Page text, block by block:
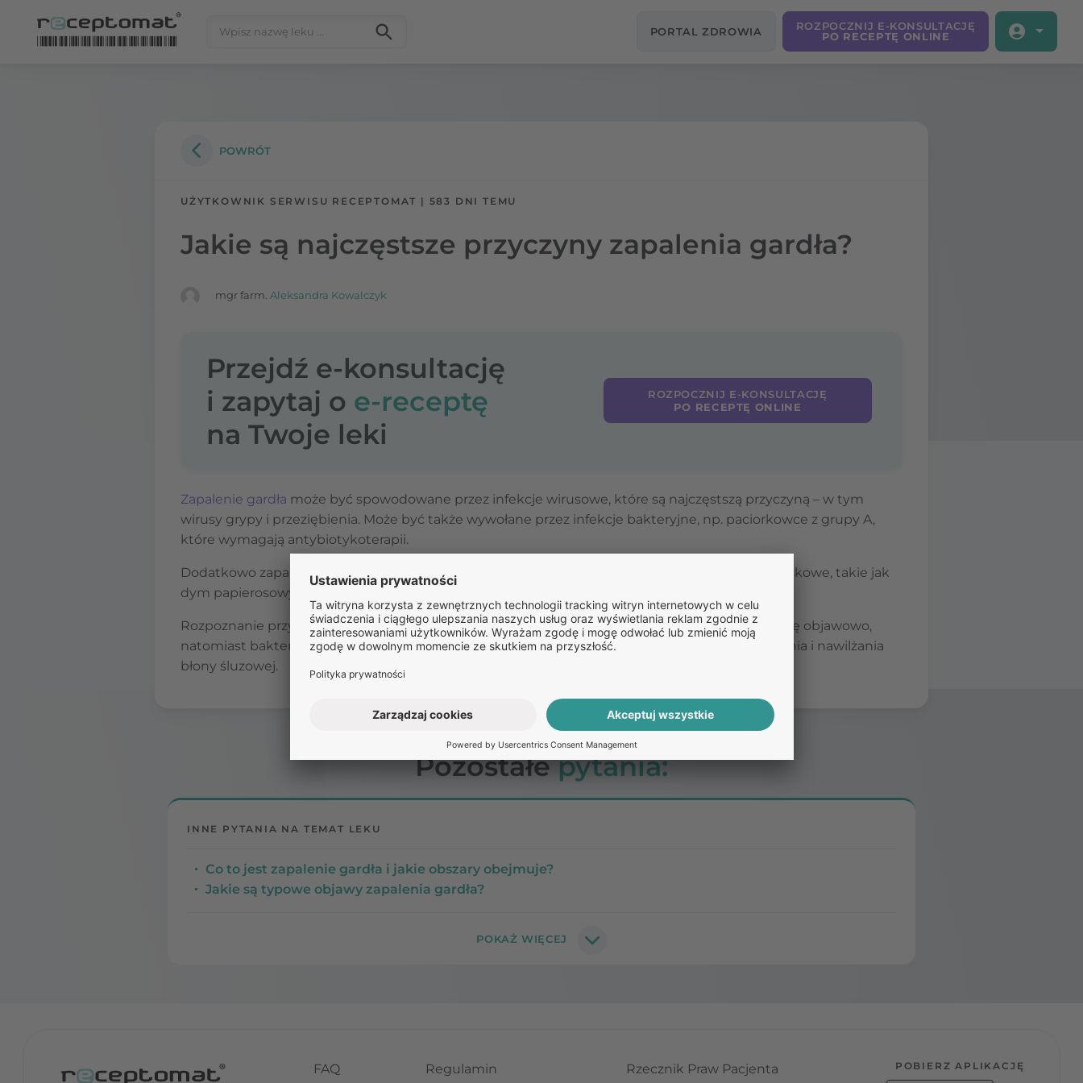
PORTAL ZDROWIA
ROZPOCZNIJ E-KONSULTACJĘ
PO RECEPTĘ ONLINE
POWRÓT
UŻYTKOWNIK SERWISU RECEPTOMAT | 583 DNI TEMU
Jakie są najczęstsze przyczyny zapalenia gardła?
mgr farm. Aleksandra Kowalczyk
Przejdź e-konsultację
i zapytaj o e-receptę
na Twoje leki
ROZPOCZNIJ E-KONSULTACJĘ
PO RECEPTĘ ONLINE
Zapalenie gardła może być spowodowane przez infekcje wirusowe, które są najczęstszą przyczyną – w tym
wirusy grypy i przeziębienia. Może być także wywołane przez infekcje bakteryjne, np. paciorkowce z grupy A,
które wymagają antybiotykoterapii.
Dodatkowo zapalenie gardła może być spowodowane przez podrażnienia chemiczne i środowiskowe, takie jak
dym papierosowy, pyły, zanieczyszczenia powietrza czy suche powietrze w pomieszczeniach.
Rozpoznanie przyczyny jest niezbędne dla odpowiedniego leczenia – infekcje wirusowe leczy się objawowo,
natomiast bakteryjne wymagają antybiotyków, a czynniki drażniące eliminacji źródła podrażnienia i nawilżania
błony śluzowej.
Pozostałepytania:
INNE PYTANIA NA TEMAT LEKU
Co to jest zapalenie gardła i jakie obszary obejmuje?
Jakie są typowe objawy zapalenia gardła?
FAQ Regulamin Rzecznik Praw Pacjenta POBIERZ APLIKACJĘ